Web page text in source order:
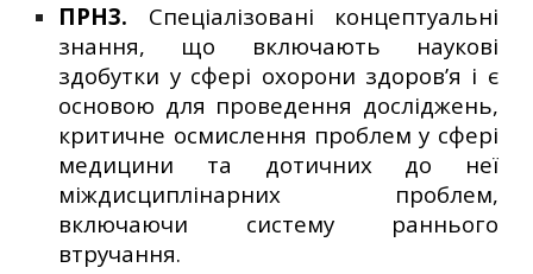
ПРН3.
Спеціалізовані концептуальні
знання, що включають наукові
здобутки у сфері охорони здоров’я і є
основою для проведення досліджень,
критичне осмислення проблем у сфері
медицини та дотичних до неї
міждисциплінарних проблем,
включаючи систему раннього
втручання.